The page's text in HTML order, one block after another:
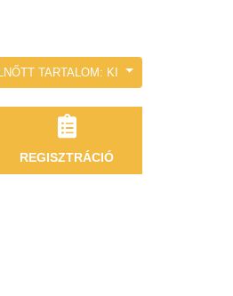
TARTALOM: KI
REGISZTRÁCIÓ